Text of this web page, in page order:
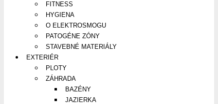
FITNESS
HYGIENA
O ELEKTROSMOGU
PATOGÉNE ZÓNY
STAVEBNÉ MATERIÁLY
EXTERIÉR
PLOTY
ZÁHRADA
BAZÉNY
JAZIERKA